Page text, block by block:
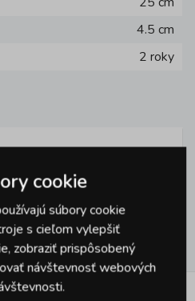
4.5 cm
2 roky
0
cookie
súbory cookie
s cieľom vylepšiť
zobraziť prispôsobený
návštevnosť webových